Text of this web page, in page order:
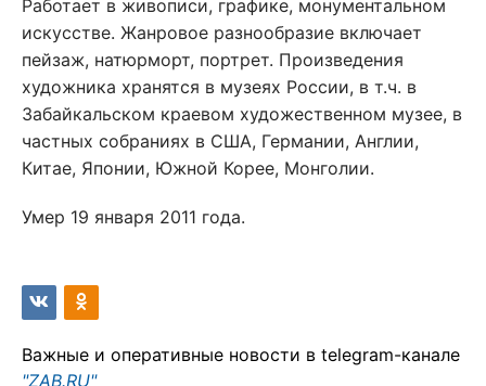
Работает в живописи, графике, монументальном
искусстве. Жанровое разнообразие включает
пейзаж, натюрморт, портрет. Произведения
художника хранятся в музеях России, в т.ч. в
Забайкальском краевом художественном музее, в
частных собраниях в США, Германии, Англии,
Китае, Японии, Южной Корее, Монголии.
Умер 19 января 2011 года.
Важные и оперативные новости в telegram-канале
"ZAB.RU"